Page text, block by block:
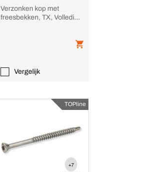
Verzonken kop met
freesbekken, TX, Volledige
Vergelijk
TOPline
+7